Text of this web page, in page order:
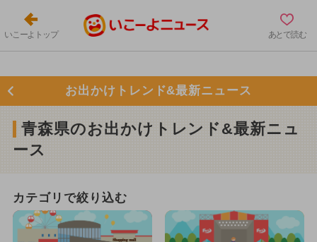
いこーよトップ あとで読む
お出かけトレンド&最新ニュース
青森県のお出かけトレンド&最新ニュ
ース
カテゴリで絞り込む